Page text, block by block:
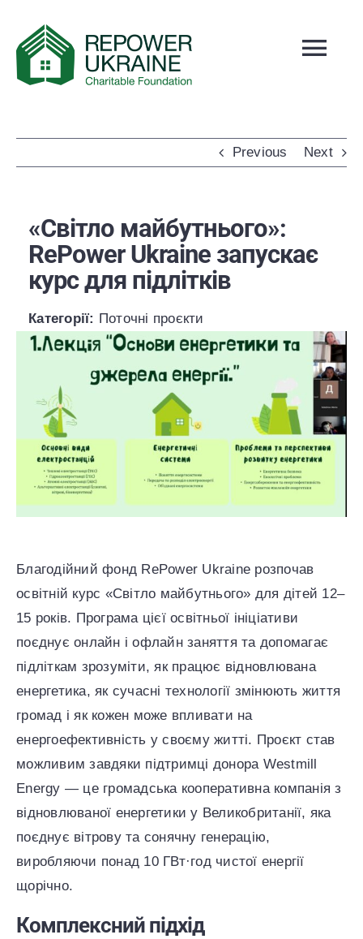
content
НОВИНИ
ПРОЄКТИ
НАША КОМАНДА
ЯК ДОПОМОГТИ
Previous Next
«Світло майбутнього»:
RePower Ukraine запускає
курс для підлітків
Категорії: Поточні проєкти
Благодійний фонд RePower Ukraine розпочав
освітній курс «Світло майбутнього» для дітей 12–
15 років. Програма цієї освітньої ініціативи
поєднує онлайн і офлайн заняття та допомагає
підліткам зрозуміти, як працює відновлювана
енергетика, як сучасні технології змінюють життя
громад і як кожен може впливати на
енергоефективність у своєму житті. Проєкт став
можливим завдяки підтримці донора Westmill
Energy — це громадська кооперативна компанія з
відновлюваної енергетики у Великобританії, яка
поєднує вітрову та сонячну генерацію,
виробляючи понад 10 ГВт·год чистої енергії
щорічно.
Комплексний підхід